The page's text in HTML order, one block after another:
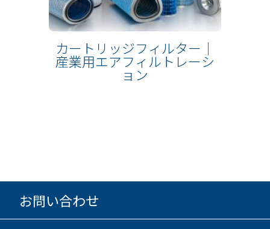
カートリッジフィルター｜
産業用エアフィルトレーシ
ョン
お問い合わせ